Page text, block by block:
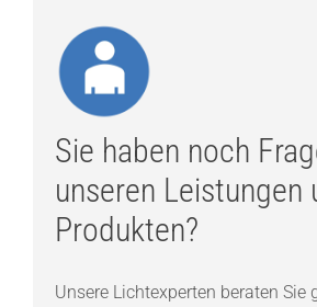
Sie haben noch
unseren Leistungen
Produkten?
Unsere Lichtexperten beraten Sie